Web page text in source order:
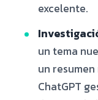
excelente.
un tema
un
ChatGPT